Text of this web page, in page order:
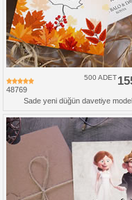
48769
500 ADET
Sade yeni düğün davetiye